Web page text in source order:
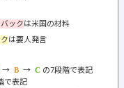
ックは米国の材料
は要人発言
→ →
の7段階で表記
で表記